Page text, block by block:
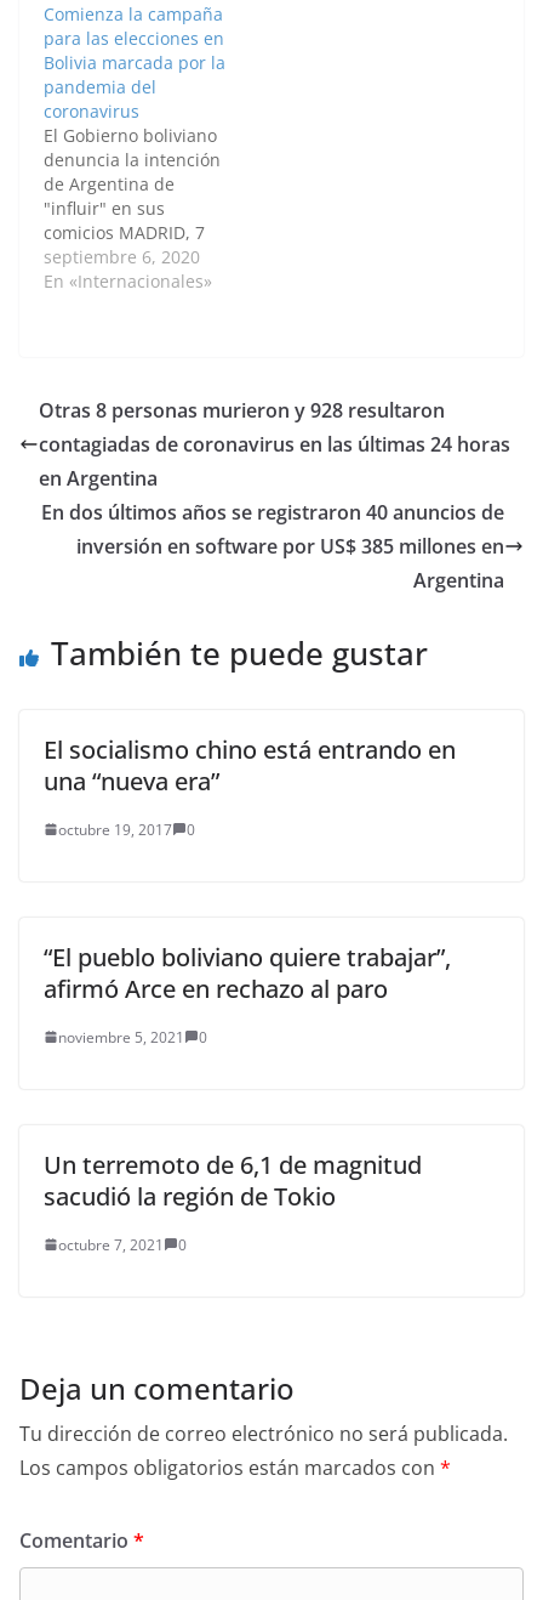
Cruz, Luis Fernando
Camacho, y a su padre,
José Luis Camacho, a
declarar en la causa
que investiga las
causas y responsables
del golpe de Estado
contra…
Comienza la campaña
para las elecciones en
Bolivia marcada por la
pandemia del
coronavirus
El Gobierno boliviano
denuncia la intención
de Argentina de
"influir" en sus
comicios MADRID, 7
Sep. 2020 (Europa
Press) - La campaña
domingo en una
carrera que estará
marcada por el
coronavirus y la…
septiembre 6, 2020
En «Internacionales»
Otras 8 personas murieron y 928 resultaron
contagiadas de coronavirus en las últimas 24 horas
en Argentina
En dos últimos años se registraron 40 anuncios de
inversión en software por US$ 385 millones en
Argentina
También te puede gustar
El socialismo chino está entrando en
una “nueva era”
octubre 19, 2017 0
“El pueblo boliviano quiere trabajar”,
afirmó Arce en rechazo al paro
noviembre 5, 2021 0
Un terremoto de 6,1 de magnitud
sacudió la región de Tokio
octubre 7, 2021 0
Deja un comentario
Tu dirección de correo electrónico no será publicada.
Los campos obligatorios están marcados con *
Comentario *